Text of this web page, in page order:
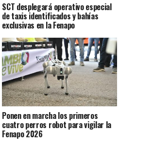
SCT desplegará operativo especial
de taxis identificados y bahías
exclusivas en la Fenapo
Ponen en marcha los primeros
cuatro perros robot para vigilar la
Fenapo 2026